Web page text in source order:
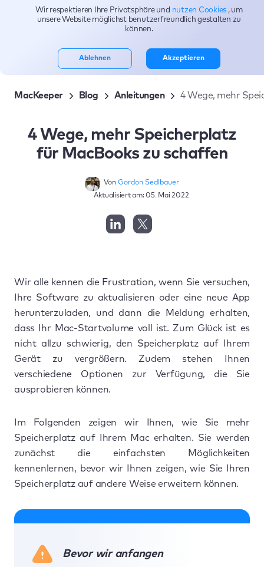
Themen
MacKeeper Blog Anleitungen 4 Wege, mehr
4 Wege, mehr Speicherplatz
für MacBooks zu schaffen
Von Gordon Sedlbauer
Aktualisiert am: 05. Mai 2022
Wir alle kennen die Frustration, wenn Sie versuchen,
Ihre Software zu aktualisieren oder eine neue App
herunterzuladen, und dann die Meldung erhalten,
dass Ihr Mac-Startvolume voll ist. Zum Glück ist es
nicht allzu schwierig, den Speicherplatz auf Ihrem
Gerät zu vergrößern. Zudem stehen Ihnen
verschiedene Optionen zur Verfügung, die Sie
ausprobieren können.
Im Folgenden zeigen wir Ihnen, wie Sie mehr
Speicherplatz auf Ihrem Mac erhalten. Sie werden
zunächst die einfachsten Möglichkeiten
kennenlernen, bevor wir Ihnen zeigen, wie Sie Ihren
Speicherplatz auf andere Weise erweitern können.
Bevor wir anfangen
Wir respektieren Ihre Privatsphäre und nutzen Cookies , um
unsere Website möglichst benutzerfreundlich gestalten zu
können.
Ablehnen Akzeptieren